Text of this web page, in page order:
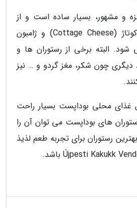
و مشهور، بسیار ساده است و از
ترکیب پاستا با پنیر کوتاژ (Cottage Cheese) و ژامبون
البته برخی از رستوران ها و
دیگری چون شکر، مغز گردو و … نیز
غذای محلی بوداپست بسیار راحت
های بوداپست می توان آن را
رستوران برای تجربه طعم لذیذ